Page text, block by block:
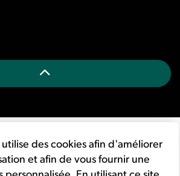
des cookies afin d'améliorer
et afin de vous fournir une